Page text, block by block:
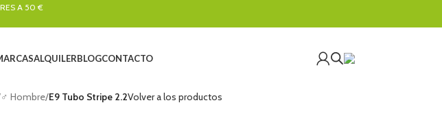
A 50 €
ALQUILERBLOGCONTACTO
♂ Hombre/E9 Tubo Stripe 2.2Volver a los productos